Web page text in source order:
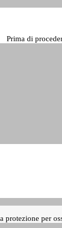
Prima di
protezione per